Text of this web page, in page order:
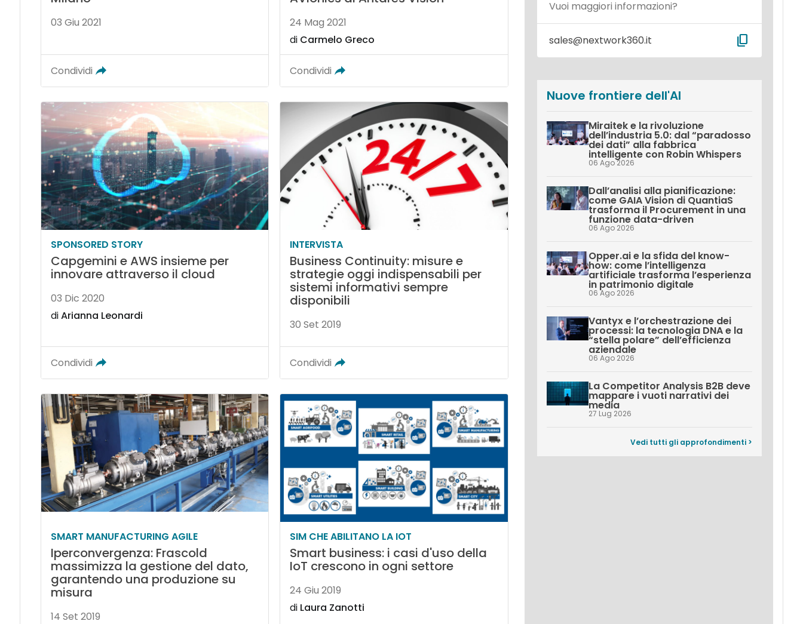
03 Giu 2021
Condividi
24 Mag 2021
di Carmelo Greco
Condividi
SPONSORED STORY
Capgemini e AWS insieme per
innovare attraverso il cloud
03 Dic 2020
diArianna Leonardi
Condividi
INTERVISTA
Business Continuity: misure e
strategie oggi indispensabili per
sistemi informativi sempre
disponibili
30 Set 2019
Condividi
SMART MANUFACTURING AGILE
Iperconvergenza: Frascold
massimizza la gestione del dato,
garantendo una produzione su
misura
14 Set 2019
SIM CHE ABILITANO LA IOT
Smart business: i casi d'uso della
IoT crescono in ogni settore
24 Giu 2019
di Laura Zanotti
Vuoi maggiori informazioni?
sales@nextwork360.it content_copy
Nuove frontiere dell'AI
Miraitek e la rivoluzione
dell’industria 5.0: dal “paradosso
dei dati” alla fabbrica
intelligente con Robin Whispers
06 Ago 2026
Dall’analisi alla pianificazione:
come GAIA Vision di QuantiaS
trasforma il Procurement in una
funzione data-driven
06 Ago 2026
Opper.ai e la sfida del know-
how: come l’intelligenza
artificiale trasforma l’esperienza
in patrimonio digitale
06 Ago 2026
Vantyx e l’orchestrazione dei
processi: la tecnologia DNA e la
“stella polare” dell’efficienza
aziendale
06 Ago 2026
La Competitor Analysis B2B deve
mappare i vuoti narrativi dei
media
27 Lug 2026
Vedi tutti gli approfondimenti >